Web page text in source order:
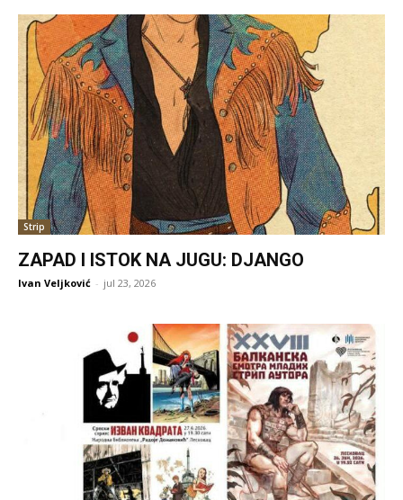
Strip
ZAPAD I ISTOK NA JUGU: DJANGO
Ivan Veljković - jul 23, 2026